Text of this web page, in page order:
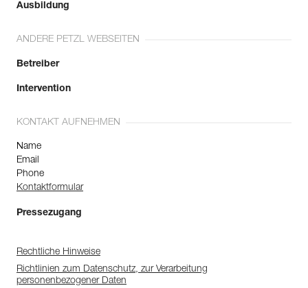
Ausbildung
ANDERE PETZL WEBSEITEN
Betreiber
Intervention
KONTAKT AUFNEHMEN
Name
Email
Phone
Kontaktformular
Pressezugang
Rechtliche Hinweise
Richtlinien zum Datenschutz, zur Verarbeitung
personenbezogener Daten